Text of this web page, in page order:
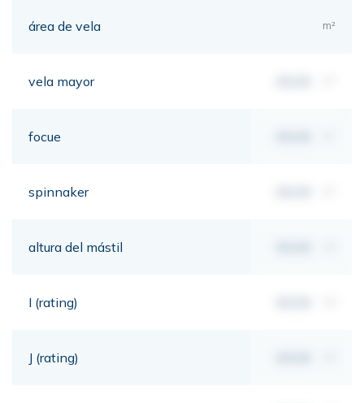
área de vela m²
vela mayor
focue
spinnaker
altura del mástil
I (rating)
J (rating)